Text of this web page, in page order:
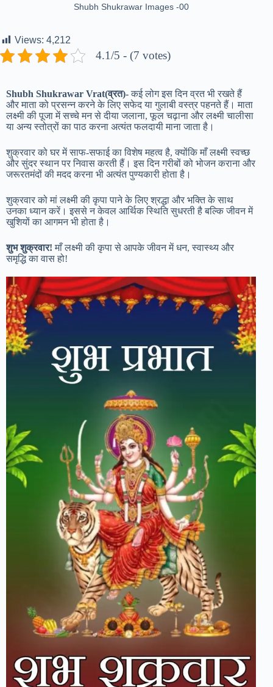
Shubh Shukrawar Images -00
Views: 4,212
4.1/5 - (7 votes)
Shubh Shukrawar Vrat(व्रत)-कई लोग इस दिन व्रत भी रखते हैं
और माता को प्रसन्न करने के लिए सफेद या गुलाबी वस्त्र पहनते हैं। माता
लक्ष्मी की पूजा में सच्चे मन से दीया जलाना, फूल चढ़ाना और लक्ष्मी चालीसा
या अन्य स्तोत्रों का पाठ करना अत्यंत फलदायी माना जाता है।
शुक्रवार को घर में साफ-सफाई का विशेष महत्व है, क्योंकि माँ लक्ष्मी स्वच्छ
और सुंदर स्थान पर निवास करती हैं। इस दिन गरीबों को भोजन कराना और
जरूरतमंदों की मदद करना भी अत्यंत पुण्यकारी होता है।
शुक्रवार को मां लक्ष्मी की कृपा पाने के लिए श्रद्धा और भक्ति के साथ
उनका ध्यान करें। इससे न केवल आर्थिक स्थिति सुधरती है बल्कि जीवन में
खुशियों का आगमन भी होता है।
शुभ शुक्रवार! माँ लक्ष्मी की कृपा से आपके जीवन में धन, स्वास्थ्य और
समृद्धि का वास हो!